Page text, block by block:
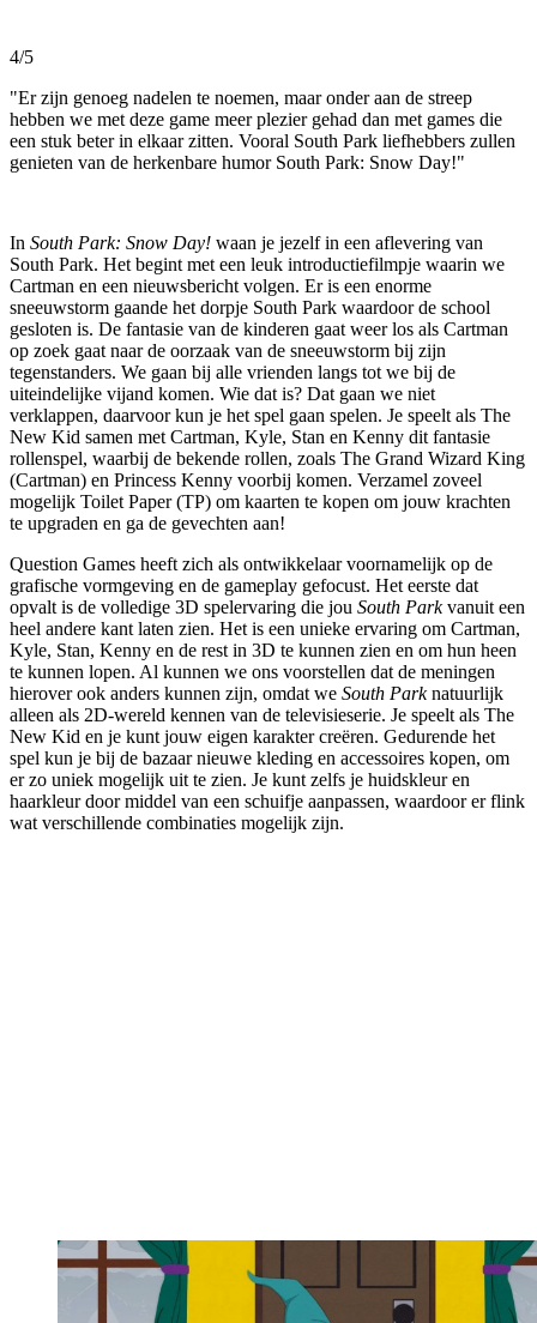
4/5
"Er zijn genoeg nadelen te noemen, maar onder aan de streep
hebben we met deze game meer plezier gehad dan met games die
een stuk beter in elkaar zitten. Vooral South Park liefhebbers zullen
genieten van de herkenbare humor South Park: Snow Day!"
In South Park: Snow Day! waan je jezelf in een aflevering van
South Park. Het begint met een leuk introductiefilmpje waarin we
Cartman en een nieuwsbericht volgen. Er is een enorme
sneeuwstorm gaande het dorpje South Park waardoor de school
gesloten is. De fantasie van de kinderen gaat weer los als Cartman
op zoek gaat naar de oorzaak van de sneeuwstorm bij zijn
tegenstanders. We gaan bij alle vrienden langs tot we bij de
uiteindelijke vijand komen. Wie dat is? Dat gaan we niet
verklappen, daarvoor kun je het spel gaan spelen. Je speelt als The
New Kid samen met Cartman, Kyle, Stan en Kenny dit fantasie
rollenspel, waarbij de bekende rollen, zoals The Grand Wizard King
(Cartman) en Princess Kenny voorbij komen. Verzamel zoveel
mogelijk Toilet Paper (TP) om kaarten te kopen om jouw krachten
te upgraden en ga de gevechten aan!
Question Games heeft zich als ontwikkelaar voornamelijk op de
grafische vormgeving en de gameplay gefocust. Het eerste dat
opvalt is de volledige 3D spelervaring die jou South Parkvanuit een
heel andere kant laten zien. Het is een unieke ervaring om Cartman,
Kyle, Stan, Kenny en de rest in 3D te kunnen zien en om hun heen
te kunnen lopen. Al kunnen we ons voorstellen dat de meningen
hierover ook anders kunnen zijn, omdat we South Parknatuurlijk
alleen als 2D-wereld kennen van de televisieserie. Je speelt als The
New Kid en je kunt jouw eigen karakter creëren. Gedurende het
spel kun je bij de bazaar nieuwe kleding en accessoires kopen, om
er zo uniek mogelijk uit te zien. Je kunt zelfs je huidskleur en
haarkleur door middel van een schuifje aanpassen, waardoor er flink
wat verschillende combinaties mogelijk zijn.